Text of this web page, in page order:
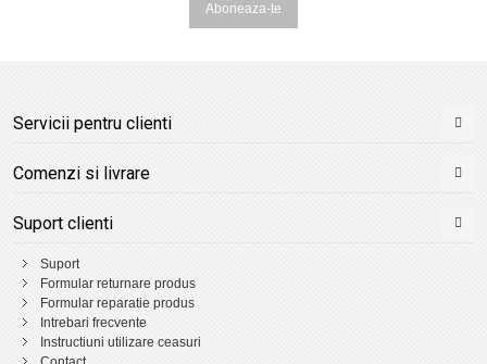
Aboneaza-te
Servicii pentru clienti
Comenzi si livrare
Suport clienti
Suport
Formular returnare produs
Formular reparatie produs
Intrebari frecvente
Instructiuni utilizare ceasuri